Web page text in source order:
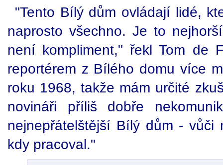
"Tento Bílý dům ovládají lidé,
naprosto všechno. Je to
není kompliment," řekl Tom de
reportérem z Bílého domu více
roku 1968, takže mám určité
novináři příliš dobře
nejnepřátelštější Bílý dům - vůči
kdy pracoval."